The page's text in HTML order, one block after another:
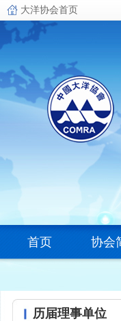
首页 协会
历届理事单位